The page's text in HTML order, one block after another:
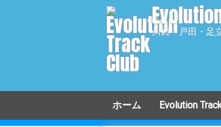
へ
動
川口・戸田・足
ホーム Evolution